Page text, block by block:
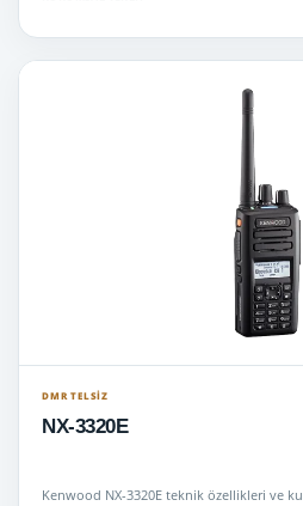
DMR TELSIZ
NX-3320E
Kenwood NX-3320E teknik özellikleri ve